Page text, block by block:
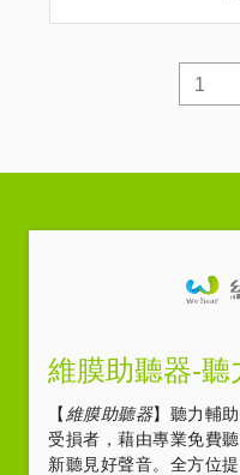
維膜助聽器-聽
【 維膜助聽器】聽力輔
受損者，藉由專業免費
新聽見好聲音。全方位